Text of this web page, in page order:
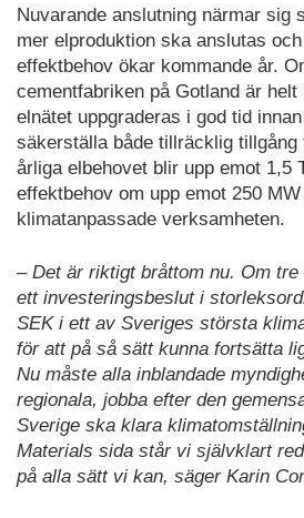
Nuvarande anslutning närmar sig
mer elproduktion ska anslutas
effektbehov ökar kommande år.
cementfabriken på Gotland är helt
elnätet uppgraderas i god tid
säkerställa både tillräcklig
årliga elbehovet blir upp emot 1,5
effektbehov om upp emot 250
klimatanpassade verksamheten.
– Det är riktigt bråttom nu. Om
ett investeringsbeslut i
SEK i ett av Sveriges största
för att på så sätt kunna fortsätta
Nu måste alla inblandade
regionala, jobba efter den
Sverige ska klara
Materials sida står vi självklart
på alla sätt vi kan, säger Karin